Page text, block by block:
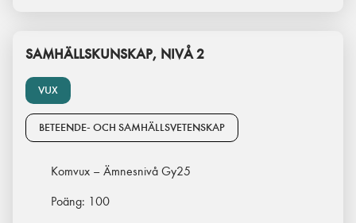
VUX
SAMHÄLLSKUNSKAP, NIVÅ 2
BETEENDE- OCH SAMHÄLLSVETENSKAP
Komvux – Ämnesnivå Gy25
Poäng: 100